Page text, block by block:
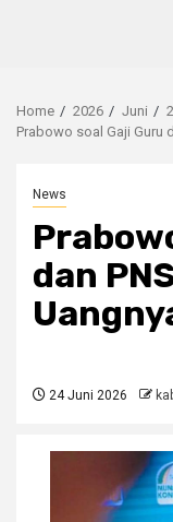
Home 2026 Juni
Prabowo soal Gaji Guru
News
dan
24 Juni 2026